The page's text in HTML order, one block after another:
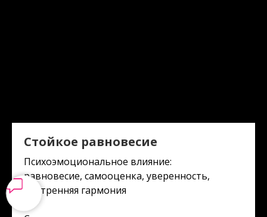
Стойкое равновесие
Психоэмоциональное влияние:
равновесие, самооценка, уверенность,
внутренняя гармония